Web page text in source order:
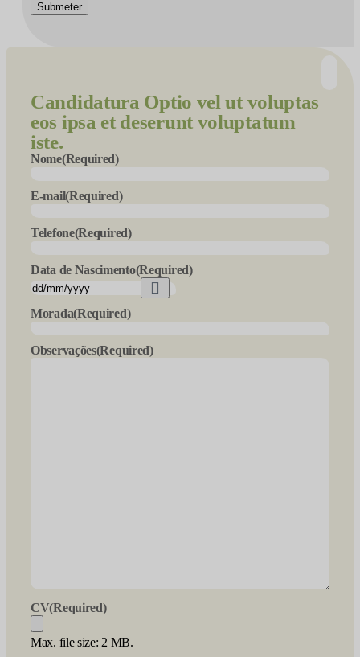
Submeter
Candidatura Optio vel ut voluptas
eos ipsa et deserunt voluptatum
iste.
Nome(Required)
E-mail(Required)
Telefone(Required)
Data de Nascimento(Required)
Morada(Required)
Observações(Required)
CV(Required)
Max. file size: 2 MB.